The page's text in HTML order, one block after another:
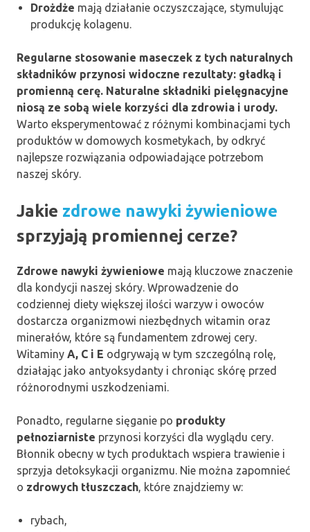
Drożdże mają działanie oczyszczające, stymulując
produkcję kolagenu.
Regularne stosowanie maseczek z tych naturalnych
składników przynosi widoczne rezultaty: gładką i
promienną cerę. Naturalne składniki pielęgnacyjne
niosą ze sobą wiele korzyści dla zdrowia i urody.
Warto eksperymentować z różnymi kombinacjami tych
produktów w domowych kosmetykach, by odkryć
najlepsze rozwiązania odpowiadające potrzebom
naszej skóry.
Jakie zdrowe nawyki żywieniowe
sprzyjają promiennej cerze?
Zdrowe nawyki żywieniowe mają kluczowe znaczenie
dla kondycji naszej skóry. Wprowadzenie do
codziennej diety większej ilości warzyw i owoców
dostarcza organizmowi niezbędnych witamin oraz
minerałów, które są fundamentem zdrowej cery.
Witaminy A, C i E odgrywają w tym szczególną rolę,
działając jako antyoksydanty i chroniąc skórę przed
różnorodnymi uszkodzeniami.
Ponadto, regularne sięganie po produkty
pełnoziarniste przynosi korzyści dla wyglądu cery.
Błonnik obecny w tych produktach wspiera trawienie i
sprzyja detoksykacji organizmu. Nie można zapomnieć
o zdrowych tłuszczach, które znajdziemy w:
rybach,